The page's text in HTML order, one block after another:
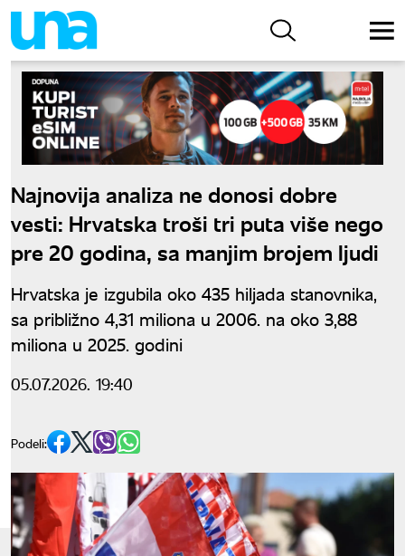
Najnovija analiza ne donosi dobre
vesti: Hrvatska troši tri puta više nego
pre 20 godina, sa manjim brojem ljudi
Hrvatska je izgubila oko 435 hiljada stanovnika,
sa približno 4,31 miliona u 2006. na oko 3,88
miliona u 2025. godini
05.07.2026. 19:40
Podeli: